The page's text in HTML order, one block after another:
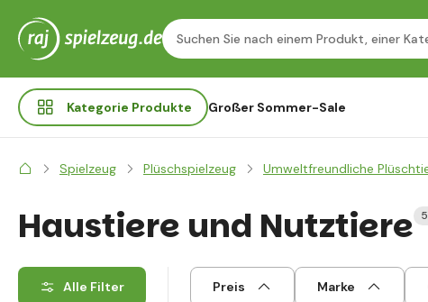
Kategorie Produkte Großer Sommer-Sale
Spielzeug Plüschspielzeug Umweltfreundliche
Haustiere und Nutztiere
Alle Filter Preis Marke